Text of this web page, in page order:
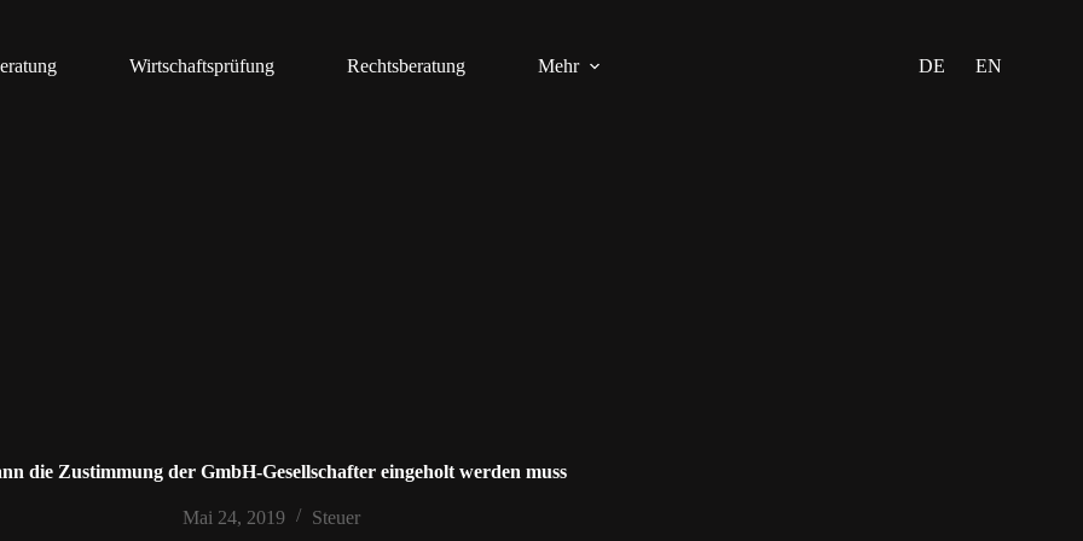
Wirtschaftsprüfung Rechtsberatung Mehr DE EN
die Zustimmung der GmbH-Gesellschafter eingeholt werden muss
Mai 24, 2019 Steuer